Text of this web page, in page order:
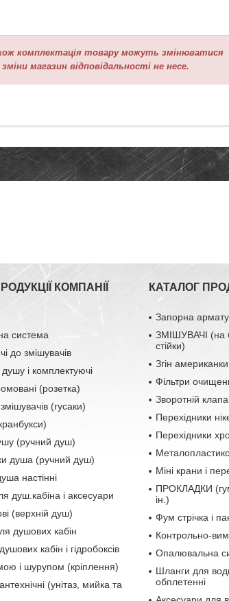
комплектація товару можуть змінюватися
магазин відповідальності не несе.
КОМПАНІЇ
система
до змішувачів
і комплектуючі
(розетка)
(гусаки)
(ручний душ)
душа (ручний душ)
настінні
душ.кабіна і аксесуари
(верхній душ)
душових кабін
кабін і гідробоксів
і шурупом (кріплення)
(унітаз, мийка та
КАТАЛОГ
Запорна
ЗМІШУВАЧІ (на
стійки)
Згін
Фільтри
Зворотній
Перехідники
Перехідники
Міні крани і
ПРОКЛАДКИ
ін.)
Фум стрічка і
Контрольно-
Опалювальна
Шланги для
обплетенні